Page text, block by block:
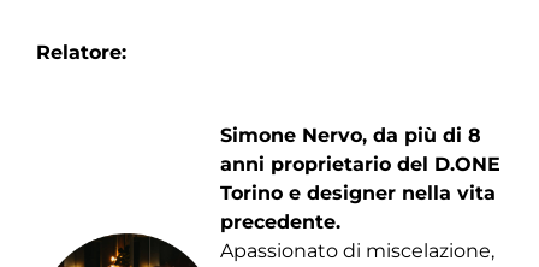
Relatore:
Simone Nervo, da più di 8
anni proprietario del D.ONE
Torino e designer nella vita
precedente.
Apassionato di miscelazione,